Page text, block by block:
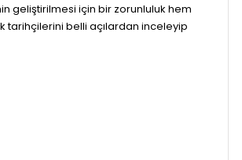
geliştirilmesi için bir zorunluluk hem
tarihçilerini belli açılardan inceleyip